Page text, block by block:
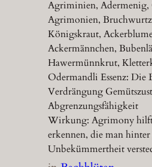
Agriminien, Adermenig,
Agrimonien,
Königskraut,
Ackermännchen,
Hawermünnkrut,
Odermandli Essenz: Die
Verdrängung
Abgrenzungsfähigkeit
Wirkung: Agrimony
erkennen, die man
Unbekümmertheit